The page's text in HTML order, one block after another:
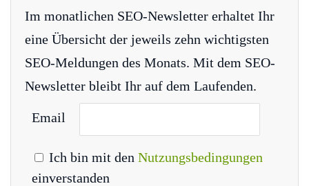
Im monatlichen SEO-Newsletter erhaltet Ihr
eine Übersicht der jeweils zehn wichtigsten
SEO-Meldungen des Monats. Mit dem SEO-
Newsletter bleibt Ihr auf dem Laufenden.
Email
Ich bin mit den Nutzungsbedingungen
einverstanden